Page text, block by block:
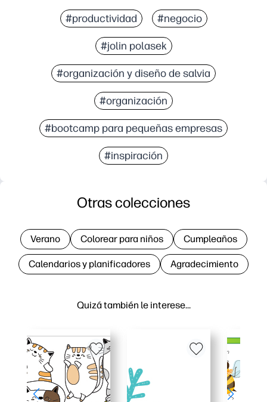
#productividad #negocio
#jolin polasek
#organización y diseño de salvia
#organización
#bootcamp para pequeñas empresas
#inspiración
Quizá también le interese…
Otras colecciones
Verano Colorear para niños Cumpleaños
Calendarios y planificadores Agradecimiento